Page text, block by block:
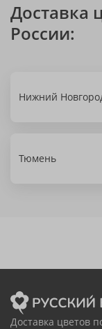
Доставка
России:
Нижний
Тюмень
Доставка цветов